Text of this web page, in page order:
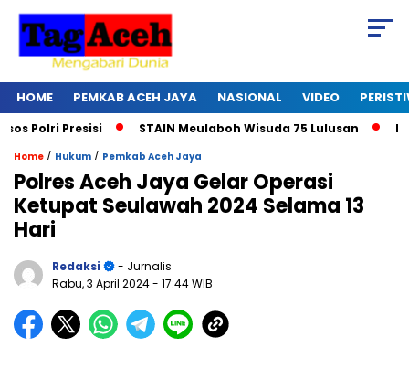
HOME PEMKAB ACEH JAYA NASIONAL VIDEO
Presisi STAIN Meulaboh Wisuda 75 Lulusan Ikut
Home / Hukum / Pemkab Aceh Jaya
Polres Aceh Jaya Gelar Operasi
Ketupat Seulawah 2024 Selama 13
Hari
Redaksi
- Jurnalis
Rabu, 3 April 2024- 17:44 WIB